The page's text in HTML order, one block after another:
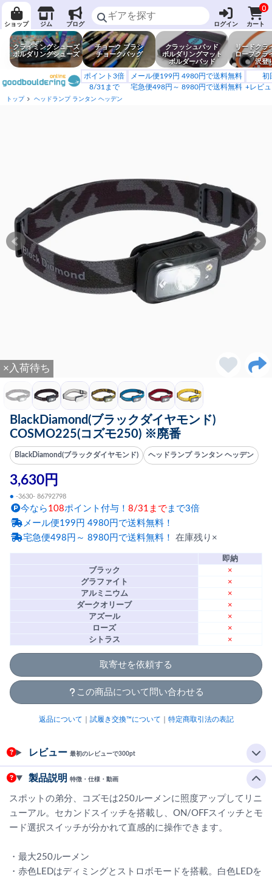
ショップ ジム ブログ ログイン
0
カート
クライミングシューズ
ボルダリングシューズ
チョーク ブラシ
チョークバッグ
クラッシュパッド
ボルダリングマット
ボルダーパッド
リードクラ
ロープクラ
沢登
ポイント3倍
8/31まで
メール便199円 4980円で送料無料
宅急便498円～ 8980円で送料無料
初
+レビ
トップ ヘッドランプ ランタン ヘッデン
×入荷待ち
BlackDiamond(ブラックダイヤモンド)
COSMO225(コズモ250) ※廃番
BlackDiamond(ブラックダイヤモンド) ヘッドランプ ランタン ヘッデン
3,630円
● -3630- 86792798
今なら 108ポイント付与！ 8/31まで まで3倍
メール便199円 4980円で送料無料！
宅急便498円～ 8980円で送料無料！ 在庫残り×
即納
ブラック
×
グラファイト
×
アルミニウム
×
ダークオリーブ
×
アズール
×
ローズ
×
シトラス
×
取寄せを依頼する
この商品について問い合わせる
返品について 試履き交換™について 特定商取引法の表記
レビュー 最初のレビューで300pt
製品説明 特徴・仕様・動画
スポットの弟分、コズモは250ルーメンに照度アップしてリニ
ューアル。セカンドスイッチを搭載し、ON/OFFスイッチとモ
ード選択スイッチが分かれて直感的に操作できます。
・最大250ルーメン
・赤色LEDはディミングとストロボモードを搭載。白色LEDを